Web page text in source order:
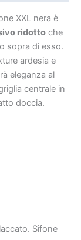
XXL nera è
ridotto che
sopra di esso.
ardesia e
eleganza al
centrale in
doccia.
Sifone